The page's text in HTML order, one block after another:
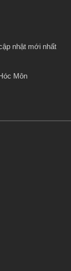
nhật mới nhất
Môn